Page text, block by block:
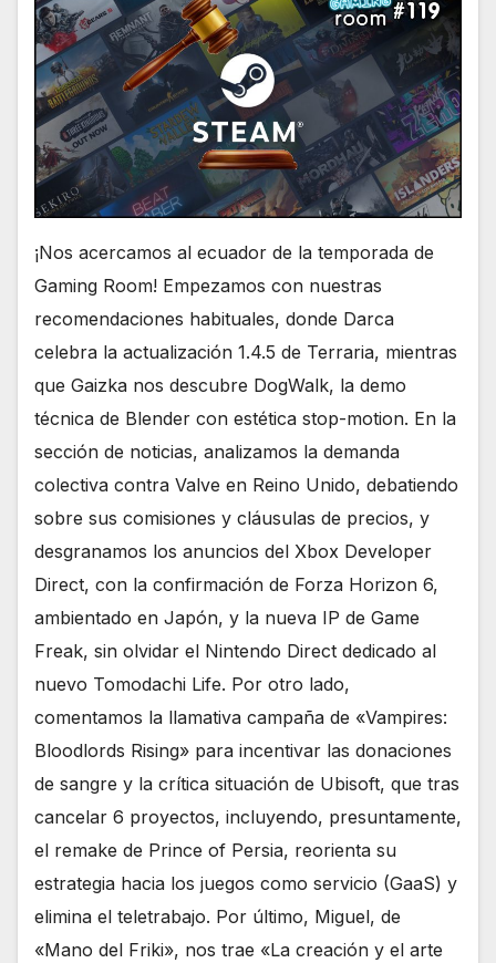
¡Nos acercamos al ecuador de la temporada de
Gaming Room! Empezamos con nuestras
recomendaciones habituales, donde Darca
celebra la actualización 1.4.5 de Terraria, mientras
que Gaizka nos descubre DogWalk, la demo
técnica de Blender con estética stop-motion. En la
sección de noticias, analizamos la demanda
colectiva contra Valve en Reino Unido, debatiendo
sobre sus comisiones y cláusulas de precios, y
desgranamos los anuncios del Xbox Developer
Direct, con la confirmación de Forza Horizon 6,
ambientado en Japón, y la nueva IP de Game
Freak, sin olvidar el Nintendo Direct dedicado al
nuevo Tomodachi Life. Por otro lado,
comentamos la llamativa campaña de «Vampires:
Bloodlords Rising» para incentivar las donaciones
de sangre y la crítica situación de Ubisoft, que tras
cancelar 6 proyectos, incluyendo, presuntamente,
el remake de Prince of Persia, reorienta su
estrategia hacia los juegos como servicio (GaaS) y
elimina el teletrabajo. Por último, Miguel, de
«Mano del Friki», nos trae «La creación y el arte